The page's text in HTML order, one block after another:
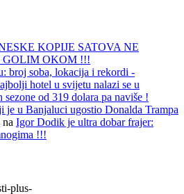
KOPIJE SATOVA NE
OKOM !!!
broj soba, lokacija i rekordi -
hotel u svijetu nalazi se u
od 319 dolara pa naviše !
u Banjaluci ugostio Donalda Trampa
na Igor Dodik je ultra dobar frajer:
!!!